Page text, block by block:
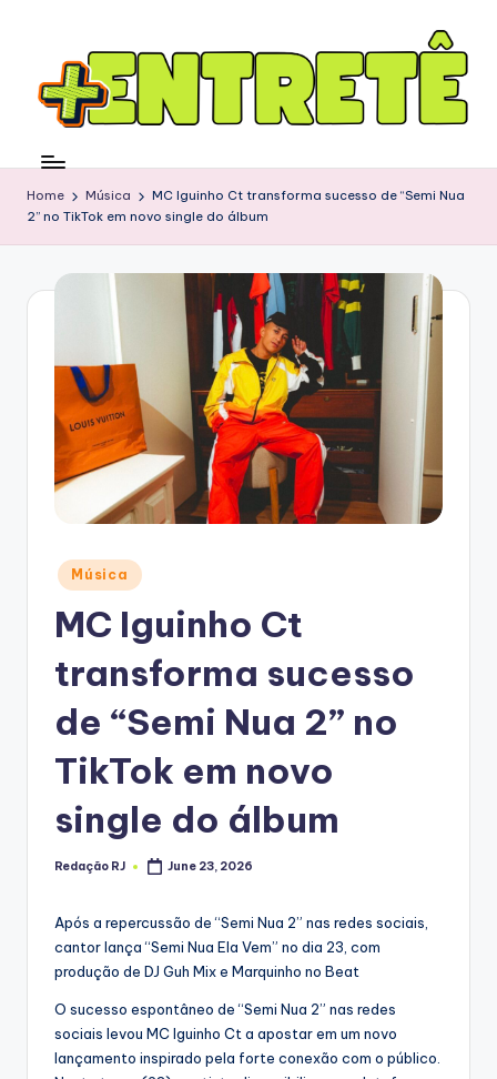
Home Música
MC Iguinho Ct transforma sucesso de “Semi Nua
2” no TikTok em novo single do álbum
Posted
in
Música
MC Iguinho Ct
transforma sucesso
de “Semi Nua 2” no
TikTok em novo
single do álbum
Posted
Redação RJ June 23, 2026
Após a repercussão de “Semi Nua 2” nas redes sociais,
cantor lança “Semi Nua Ela Vem” no dia 23, com
produção de DJ Guh Mix e Marquinho no Beat
O sucesso espontâneo de “Semi Nua 2” nas redes
sociais levou MC Iguinho Ct a apostar em um novo
lançamento inspirado pela forte conexão com o público.